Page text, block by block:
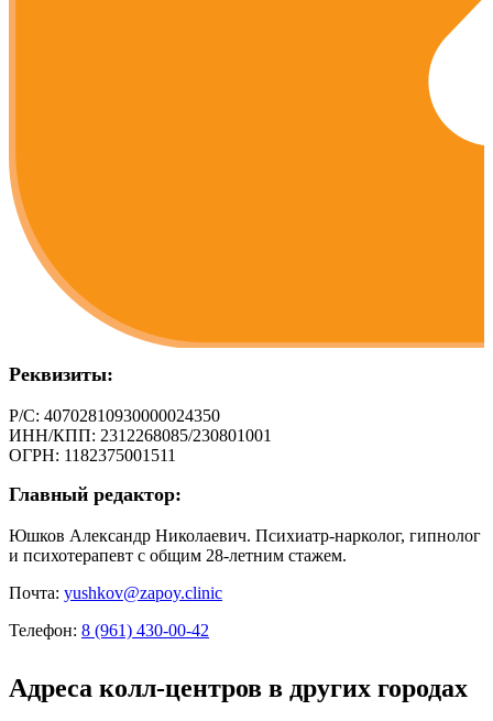
Реквизиты:
Р/С: 40702810930000024350
ИНН/КПП: 2312268085/230801001
ОГРН: 1182375001511
Главный редактор:
Юшков Александр Николаевич. Психиатр-нарколог, гипнолог
и психотерапевт с общим 28-летним стажем.
Почта: yushkov@zapoy.clinic
Телефон: 8 (961) 430-00-42
Адреса колл-центров в других городах